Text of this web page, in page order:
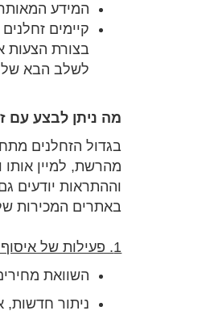
המידע
קיימים
בצורת הצעות
לשלב הבא של
מה ניתן לבצע עם
בגדול הזחלנים
מהרשת, למיין
וההתראות יודעים
באתרים המכירות
1. פעילות של איסוף מידע ויצירת התראות
השוואת
ניתור חדשות,